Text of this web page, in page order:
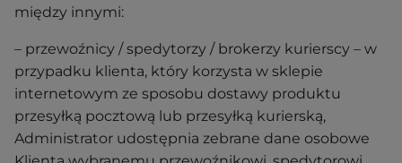
między innymi:
– przewoźnicy / spedytorzy / brokerzy kurierscy – w
przypadku klienta, który korzysta w sklepie
internetowym ze sposobu dostawy produktu
przesyłką pocztową lub przesyłką kurierską,
Administrator udostępnia zebrane dane osobowe